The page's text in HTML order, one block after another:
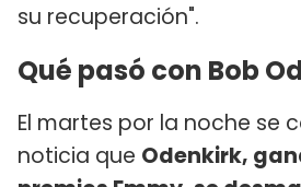
su recuperación".
Qué pasó con Bob
El martes por la noche se
noticia que Odenkirk,